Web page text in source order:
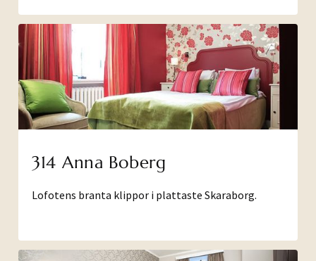
314 Anna Boberg
Lofotens branta klippor i plattaste Skaraborg.